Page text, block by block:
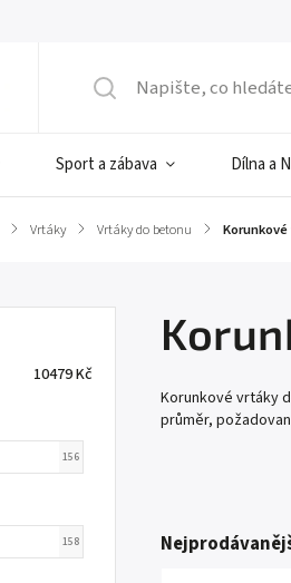
Sport a zábava Dílna a
/ Vrtáky / Vrtáky do betonu /
10479Kč
156
158
Korunkové vrtáky
průměr,